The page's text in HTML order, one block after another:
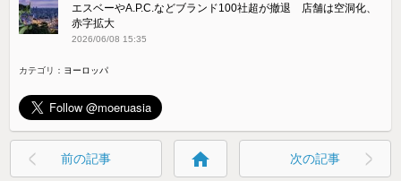
エスベーやA.P.C.などブランド100社超が撤退 店舗は空洞化、
赤字拡大
2026/06/08 15:35
カテゴリ： ヨーロッパ
前の記事 home 次の記事